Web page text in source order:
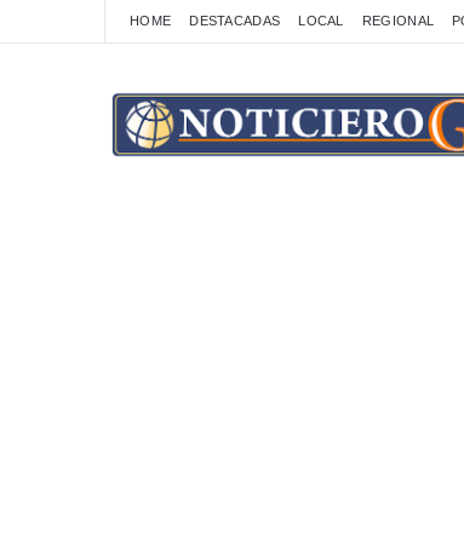
HOME DESTACADAS LOCAL REGIONAL